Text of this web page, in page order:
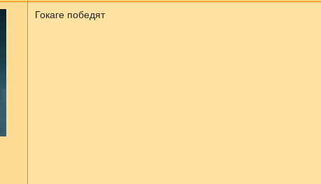
Гокаге победят